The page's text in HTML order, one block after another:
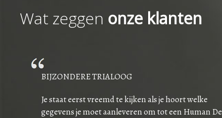
Wat zeggen onze klanten
BIJZONDERE TRIALOOG
Je staat eerst vreemd te kijken als je hoort welke
gegevens je moet aanleveren om tot een Human